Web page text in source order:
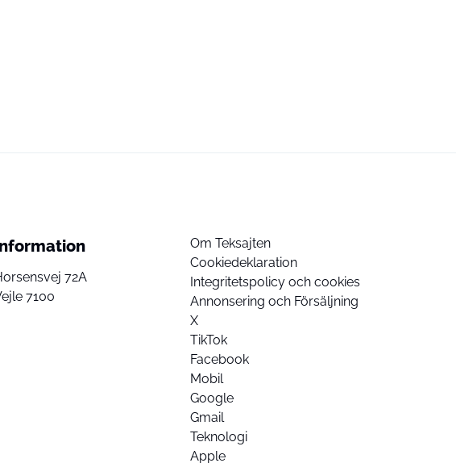
72A
7100
Om Teksajten
Cookiedeklaration
Integritetspolicy och cookies
Annonsering och Försäljning
X
TikTok
Facebook
Mobil
Google
Gmail
Teknologi
Apple